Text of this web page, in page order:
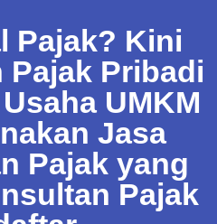
Pajak? Kini
Pajak Pribadi
UMKM
Jasa
Pajak yang
Pajak